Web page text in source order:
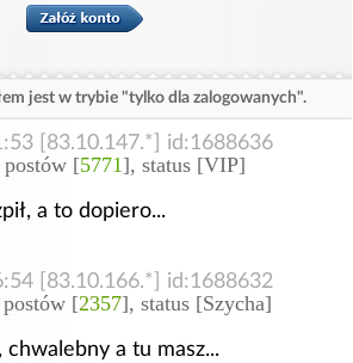
jest w trybie "tylko dla zalogowanych".
[83.10.147.*] id:1688636
postów [5771], status [VIP]
a to dopiero...
[83.10.166.*] id:1688632
postów [2357], status [Szycha]
chwalebny a tu masz...